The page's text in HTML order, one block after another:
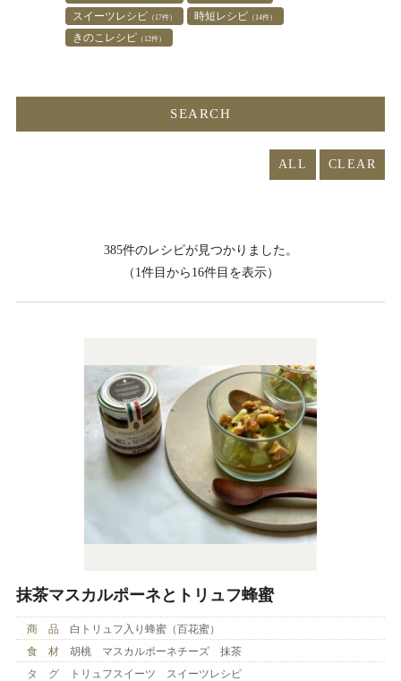
スイーツレシピ （17件） 時短レシピ （14件）
きのこレシピ （12件）
ALL
385件のレシピが見つかりました。
（1件目から16件目を表示）
抹茶マスカルポーネとトリュフ蜂蜜
商 品
白トリュフ入り蜂蜜（百花蜜）
食 材
胡桃 マスカルポーネチーズ 抹茶
タ グ
トリュフスイーツ スイーツレシピ